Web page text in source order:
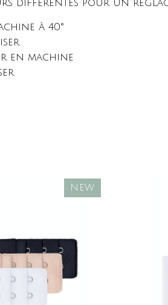
différentes pour un
à 40°
en machine
NEW